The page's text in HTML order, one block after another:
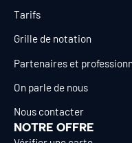
Tarifs
Grille de notation
Partenaires et
On parle de nous
Nous contacter
NOTRE OFFRE